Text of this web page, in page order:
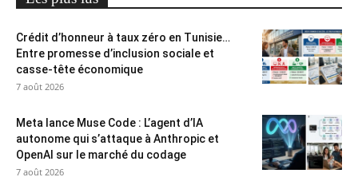
Crédit d’honneur à taux zéro en Tunisie…
Entre promesse d’inclusion sociale et
casse-tête économique
7 août 2026
Meta lance Muse Code : L’agent d’IA
autonome qui s’attaque à Anthropic et
OpenAI sur le marché du codage
7 août 2026